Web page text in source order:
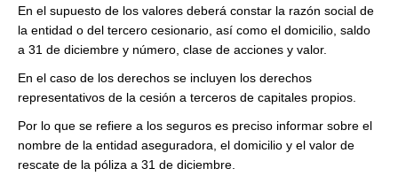
En el supuesto de los valores deberá constar la razón social de
la entidad o del tercero cesionario, así como el domicilio, saldo
a 31 de diciembre y número, clase de acciones y valor.
En el caso de los derechos se incluyen los derechos
representativos de la cesión a terceros de capitales propios.
Por lo que se refiere a los seguros es preciso informar sobre el
nombre de la entidad aseguradora, el domicilio y el valor de
rescate de la póliza a 31 de diciembre.